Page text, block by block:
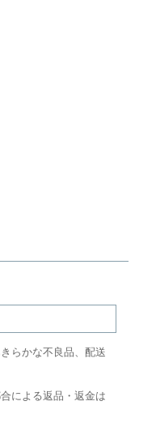
らかな不良品、配送
による返品・返金は